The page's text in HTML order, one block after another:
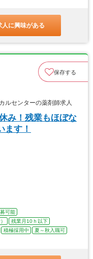
人に興味がある
保存する
ルセンターの薬剤師求人
み！残業もほぼな
ます！
可能
残業月10ｈ以下
積極採用中
夏～秋入職可